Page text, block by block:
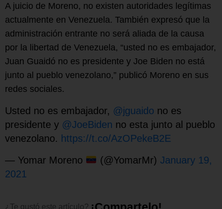
A juicio de Moreno, no existen autoridades legítimas
actualmente en Venezuela. También expresó que la
administración entrante no será aliada de la causa
por la libertad de Venezuela, “usted no es embajador,
Juan Guaidó no es presidente y Joe Biden no está
junto al pueblo venezolano,” publicó Moreno en sus
redes sociales.
Usted no es embajador, @jguaido no es
presidente y @JoeBiden no esta junto al pueblo
venezolano. https://t.co/AzOPekeB2E
— Yomar Moreno
(@YomarMr) January 19,
2021
¿Te gustó este artículo?